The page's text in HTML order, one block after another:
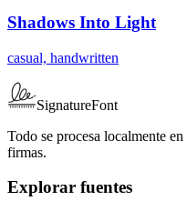
Shadows Into Light
casual, handwritten
SignatureFont
Todo se procesa localmente
firmas.
Explorar fuentes